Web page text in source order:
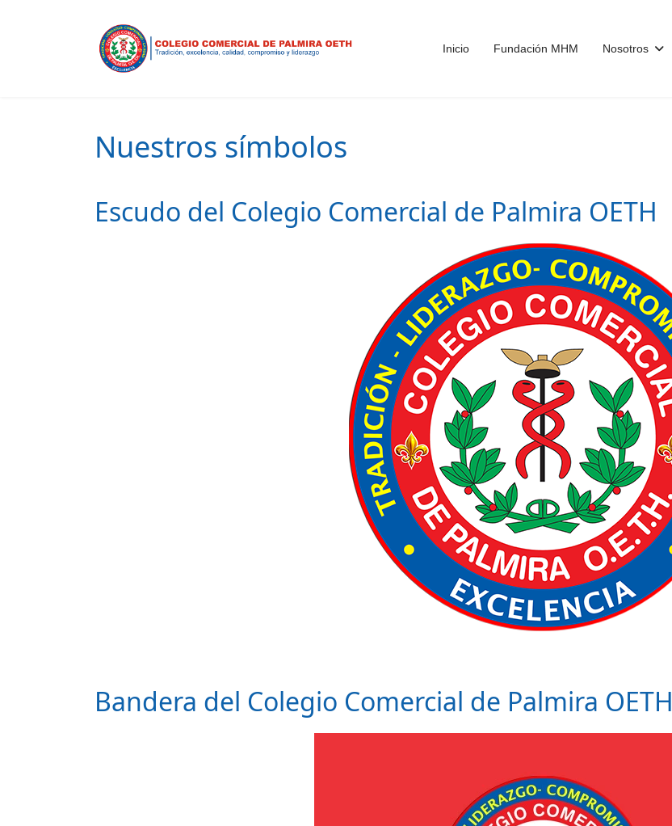
Inicio Fundación MHM Nosotros
Nuestros símbolos
Escudo del Colegio Comercial de Palmira OETH
Bandera del Colegio Comercial de Palmira OETH